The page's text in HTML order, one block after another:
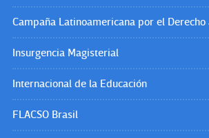
Campaña Latinoamericana por el Derecho
Insurgencia Magisterial
Internacional de la Educación
FLACSO Brasil